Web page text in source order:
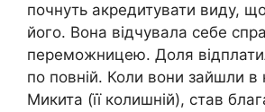
почнуть акредитувати виду,
його. Вона відчувала себе
переможницею. Доля
по повній. Коли вони зайшли в
Микита (її колишній), став